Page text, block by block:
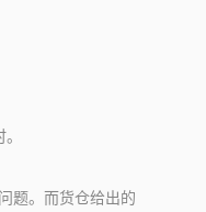
题。而货仓给出的